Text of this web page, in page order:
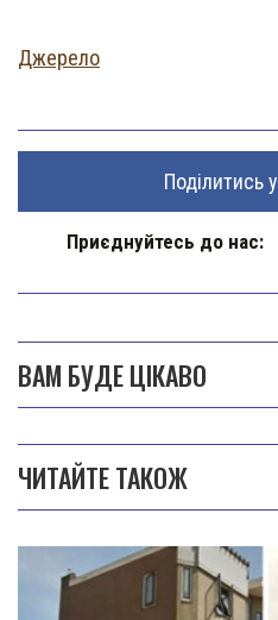
Джерело
Поділитись у
Приєднуйтесь до нас:
ВАМ БУДЕ ЦІКАВО
ЧИТАЙТЕ ТАКОЖ